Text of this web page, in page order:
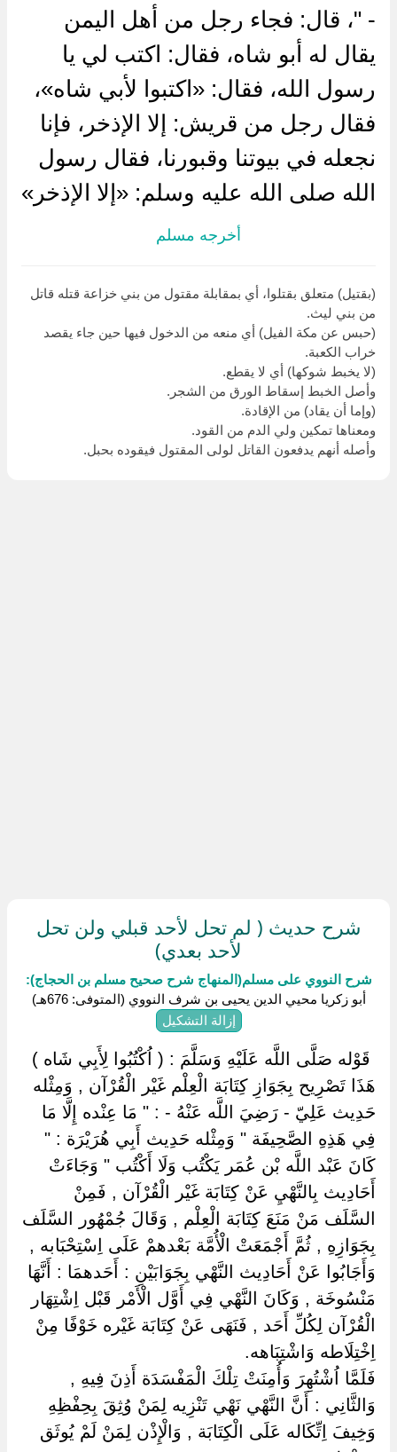
- "، قال: فجاء رجل من أهل اليمن
يقال له أبو شاه، فقال: اكتب لي يا
رسول الله، فقال: «اكتبوا لأبي شاه»،
فقال رجل من قريش: إلا الإذخر، فإنا
نجعله في بيوتنا وقبورنا، فقال رسول
الله صلى الله عليه وسلم: «إلا الإذخر»
أخرجه مسلم
(بقتيل) متعلق بقتلوا، أي بمقابلة مقتول من بني خزاعة قتله قاتل
من بني ليث.
(حبس عن مكة الفيل) أي منعه من الدخول فيها حين جاء يقصد
خراب الكعبة.
(لا يخبط شوكها) أي لا يقطع.
وأصل الخبط إسقاط الورق من الشجر.
(وإما أن يقاد) من الإقادة.
ومعناها تمكين ولي الدم من القود.
وأصله أنهم يدفعون القاتل لولى المقتول فيقوده بحبل.
شرح حديث ( لم تحل لأحد قبلي ولن تحل
لأحد بعدي)
شرح النووي على مسلم(المنهاج شرح صحيح مسلم بن الحجاج):
أبو زكريا محيي الدين يحيى بن شرف النووي (المتوفى: 676هـ)
إزالة التشكيل
‏ ‏قَوْله صَلَّى اللَّه عَلَيْهِ وَسَلَّمَ : ( اُكْتُبُوا لِأَبِي شَاه ) ‏
‏هَذَا تَصْرِيح بِجَوَازِ كِتَابَة الْعِلْم غَيْر الْقُرْآن , وَمِثْله
حَدِيث عَلِيّ - رَضِيَ اللَّه عَنْهُ - : " مَا عِنْده إِلَّا مَا
فِي هَذِهِ الصَّحِيفَة " وَمِثْله حَدِيث أَبِي هُرَيْرَة : "
كَانَ عَبْد اللَّه بْن عُمَر يَكْتُب وَلَا أَكْتُب " وَجَاءَتْ
أَحَادِيث بِالنَّهْيِ عَنْ كِتَابَة غَيْر الْقُرْآن , فَمِنْ
السَّلَف مَنْ مَنَعَ كِتَابَة الْعِلْم , وَقَالَ جُمْهُور السَّلَف
بِجَوَازِهِ , ثُمَّ أَجْمَعَتْ الْأُمَّة بَعْدهمْ عَلَى اِسْتِحْبَابه ,
وَأَجَابُوا عَنْ أَحَادِيث النَّهْي بِجَوَابَيْنِ : أَحَدهمَا : أَنَّهَا
مَنْسُوخَة , وَكَانَ النَّهْي فِي أَوَّل الْأَمْر قَبْل اِشْتِهَار
الْقُرْآن لِكُلِّ أَحَد , فَنَهَى عَنْ كِتَابَة غَيْره خَوْفًا مِنْ
اِخْتِلَاطه وَاشْتِبَاهه.
فَلَمَّا اُشْتُهِرَ وَأُمِنَتْ تِلْكَ الْمَفْسَدَة أَذِنَ فِيهِ ,
وَالثَّانِي : أَنَّ النَّهْي نَهْي تَنْزِيه لِمَنْ وُثِقَ بِحِفْظِهِ
وَخِيفَ اِتِّكَاله عَلَى الْكِتَابَة , وَالْإِذْن لِمَنْ لَمْ يُوثَق